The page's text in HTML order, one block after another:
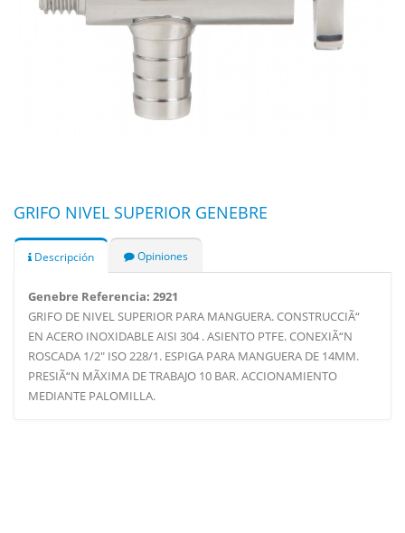
GRIFO NIVEL SUPERIOR GENEBRE
Descripción Opiniones
Genebre Referencia: 2921
GRIFO DE NIVEL SUPERIOR PARA MANGUERA. CONSTRUCCIÃ“
EN ACERO INOXIDABLE AISI 304 . ASIENTO PTFE. CONEXIÃ“N
ROSCADA 1/2" ISO 228/1. ESPIGA PARA MANGUERA DE 14MM.
PRESIÃ“N MÃXIMA DE TRABAJO 10 BAR. ACCIONAMIENTO
MEDIANTE PALOMILLA.